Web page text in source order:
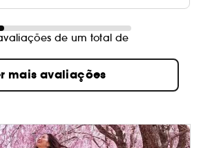
de um total de
mais avaliações